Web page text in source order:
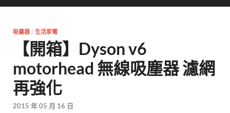
吸塵器 / 生活家電
【開箱】Dyson v6
motorhead 無線吸塵器 濾網
再強化
2015 年 05 月 16 日